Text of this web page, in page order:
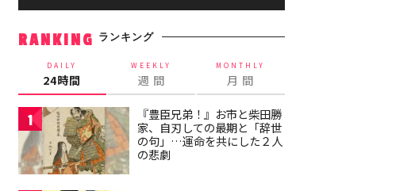
RANKING ランキング
DAILY
24時間
WEEKLY
週 間
MONTHLY
月 間
1
『豊臣兄弟！』お市と柴田勝
家、自刃しての最期と「辞世
の句」…運命を共にした２人
の悲劇